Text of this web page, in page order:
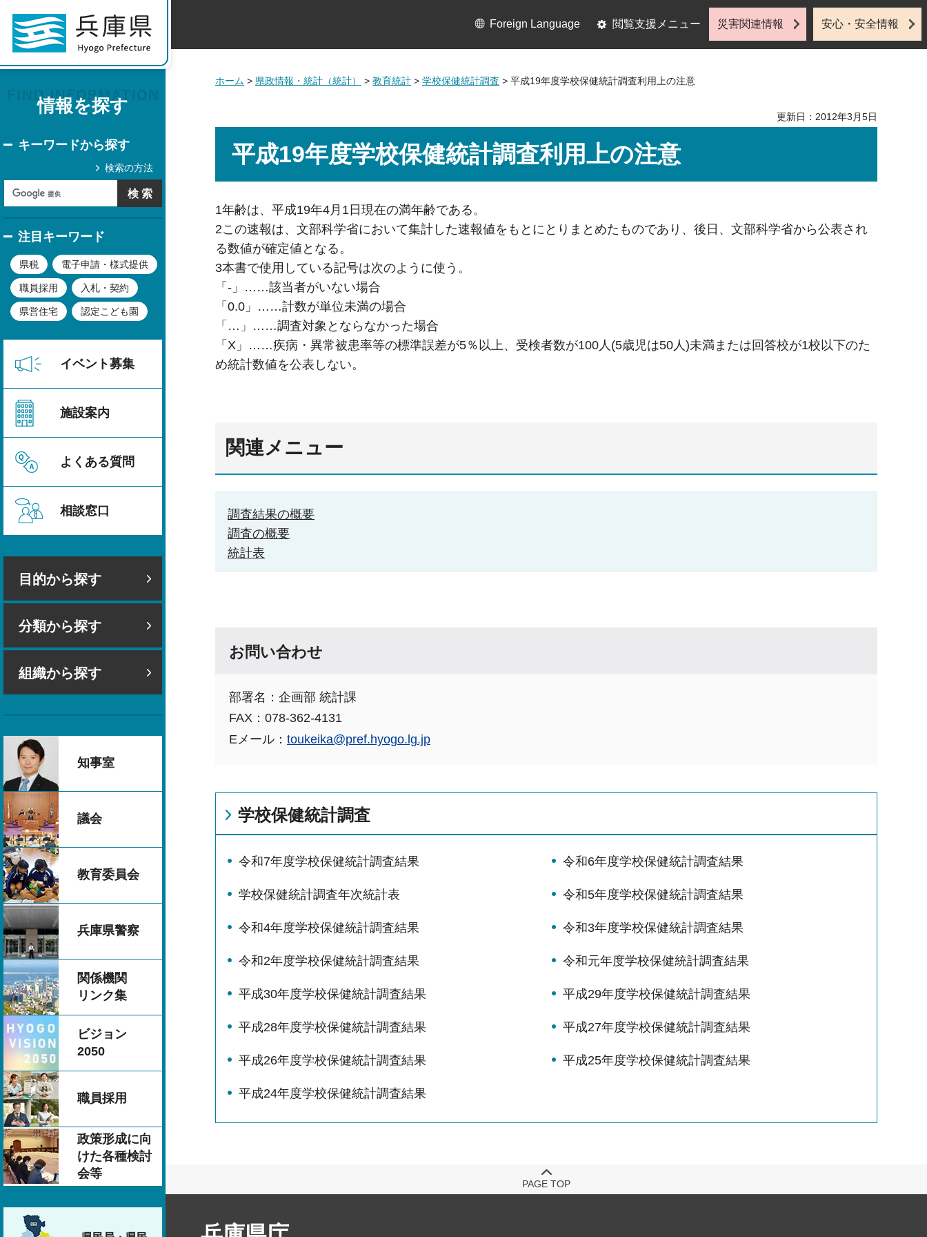
情報を探す
キーワードから探す
検索の方法
注目キーワード
県税 電子申請・様式提供
職員採用 入札・契約
県営住宅 認定こども園
イベント募集
施設案内
よくある質問
相談窓口
目的から探す
分類から探す
組織から探す
知事室
議会
教育委員会
兵庫県警察
関係機関
リンク集
ビジョン
2050
職員採用
政策形成に向
けた各種検討
会等
Foreign Language 閲覧支援メニュー 災害関連情報 安心・安全情報
ホーム > 県政情報・統計（統計） > 教育統計 > 学校保健統計調査 > 平成19年度学校保健統計調査利用上の注意
更新日：2012年3月5日
平成19年度学校保健統計調査利用上の注意
1年齢は、平成19年4月1日現在の満年齢である。
2この速報は、文部科学省において集計した速報値をもとにとりまとめたものであり、後日、文部科学省から公表され
る数値が確定値となる。
3本書で使用している記号は次のように使う。
「-」……該当者がいない場合
「0.0」……計数が単位未満の場合
「…」……調査対象とならなかった場合
「X」……疾病・異常被患率等の標準誤差が5％以上、受検者数が100人(5歳児は50人)未満または回答校が1校以下のた
め統計数値を公表しない。
関連メニュー
調査結果の概要
調査の概要
統計表
お問い合わせ
部署名：企画部 統計課
FAX：078-362-4131
Eメール： toukeika@pref.hyogo.lg.jp
学校保健統計調査
令和7年度学校保健統計調査結果 令和6年度学校保健統計調査結果
学校保健統計調査年次統計表 令和5年度学校保健統計調査結果
令和4年度学校保健統計調査結果 令和3年度学校保健統計調査結果
令和2年度学校保健統計調査結果 令和元年度学校保健統計調査結果
平成30年度学校保健統計調査結果 平成29年度学校保健統計調査結果
平成28年度学校保健統計調査結果 平成27年度学校保健統計調査結果
平成26年度学校保健統計調査結果 平成25年度学校保健統計調査結果
平成24年度学校保健統計調査結果
PAGE TOP